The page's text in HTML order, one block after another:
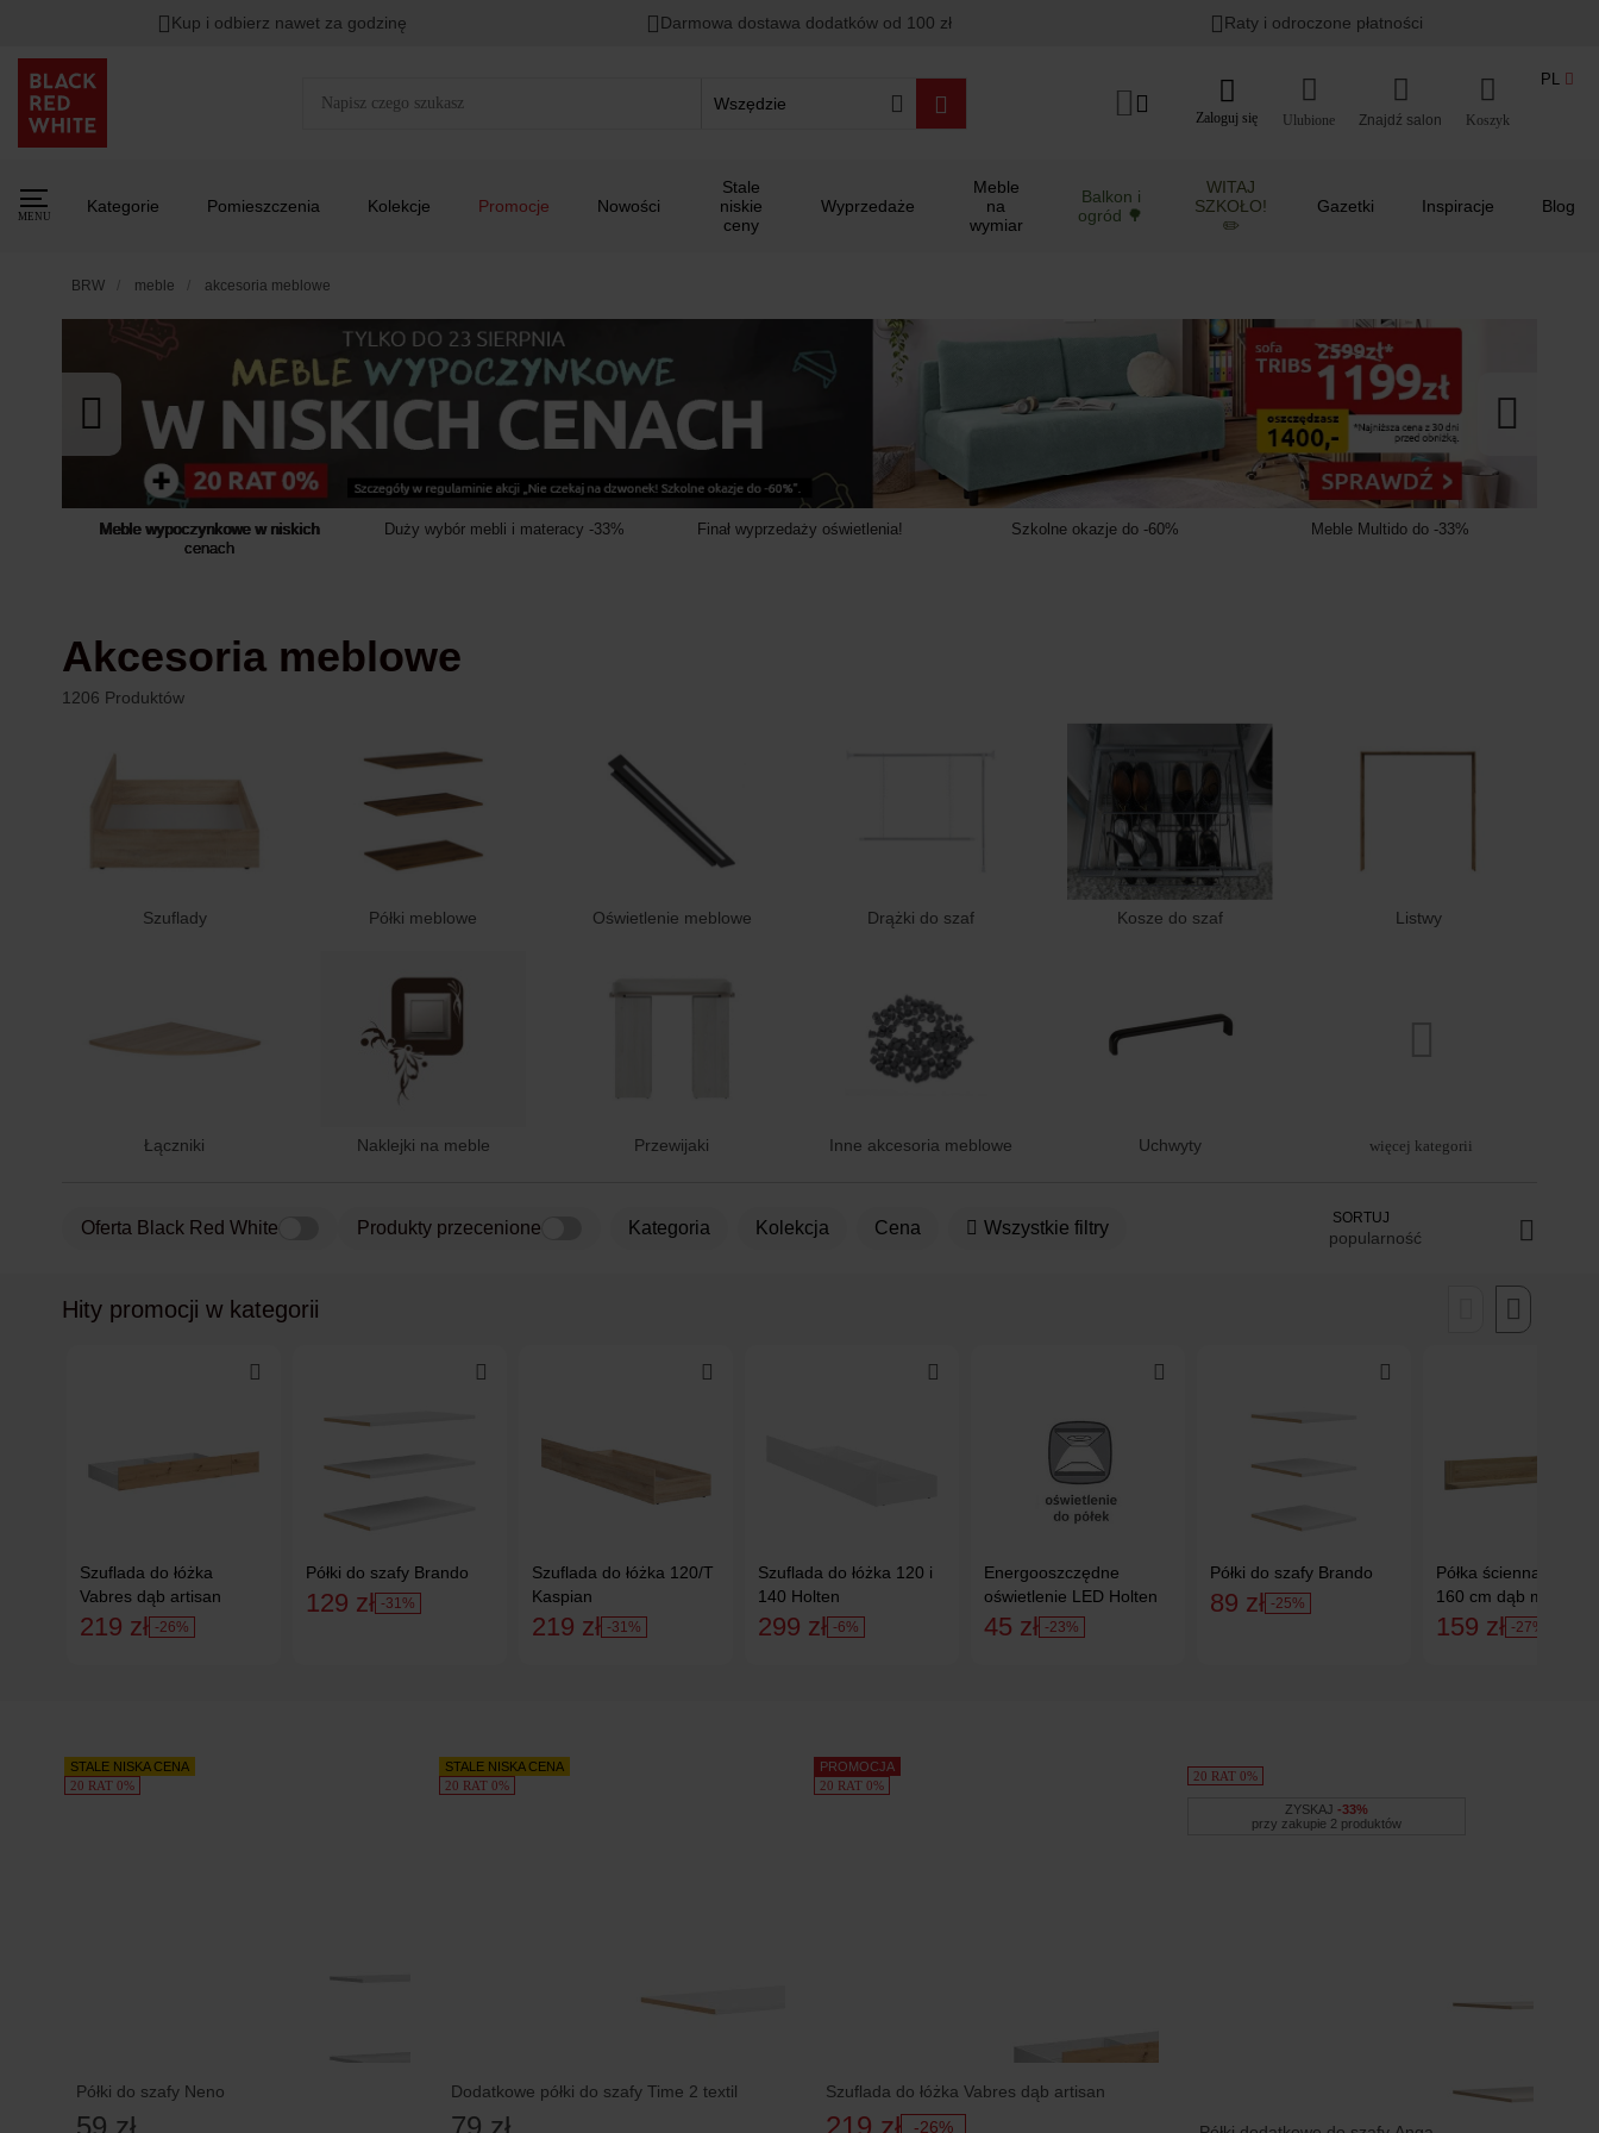
Rabat naHITY DNIA przy zapisie na Newsletter. 00 : Lato w ogrodzie i na balkonie >
Kup i odbierz nawet za godzinę Darmowa dostawa dodatków od 100 zł Raty i odroczone płatności
Wszędzie
Zaloguj się Ulubione Koszyk
PL
MENU
Kategorie Pomieszczenia Kolekcje Promocje Nowości
Stale
niskie
ceny
Wyprzedaże
Meble
na
wymiar
Balkon i
ogród 🌳
WITAJ
SZKOŁO!
✏️
Gazetki Inspiracje Blog
BRW meble akcesoria meblowe
Meble wypoczynkowe w niskich
cenach
Duży wybór mebli i materacy -33% Finał wyprzedaży oświetlenia! Szkolne okazje do -60% Meble Multido do -33%
Akcesoria meblowe
1206 Produktów
Szuflady Półki meblowe Oświetlenie meblowe Drążki do szaf Kosze do szaf Listwy
Łączniki Naklejki na meble Przewijaki Inne akcesoria meblowe Uchwyty więcej kategorii
Oferta Black Red White Produkty przecenione kategoria Kolekcja Cena Wszystkie filtry SORTUJ
popularność
Hity promocji w kategorii
Szuflada do łóżka
Vabres dąb artisan
219 zł -26%
Półki do szafy Brando
129 zł -31%
Szuflada do łóżka 120/T
Kaspian
219 zł -31%
Szuflada do łóżka 120 i
140 Holten
299 zł -6%
Energooszczędne
oświetlenie LED Holten
45 zł -23%
Półki do szafy Brando
89 zł -25%
Półka ścienna
160 cm dąb mauvella
159 zł -27%
STALE NISKA CENA
20 RAT 0%
Półki do szafy Neno
STALE NISKA CENA
20 RAT 0%
Dodatkowe półki do szafy Time 2 textil
PROMOCJA
20 RAT 0%
Szuflada do łóżka Vabres dąb artisan
-26%
20 RAT 0%
ZYSKAJ -33%
przy zakupie 2 produktów